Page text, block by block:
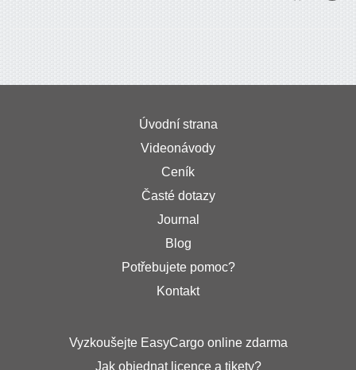
Úvodní strana
Videonávody
Ceník
Časté dotazy
Journal
Blog
Potřebujete pomoc?
Kontakt
Vyzkoušejte EasyCargo online zdarma
Jak objednat licence a tikety?